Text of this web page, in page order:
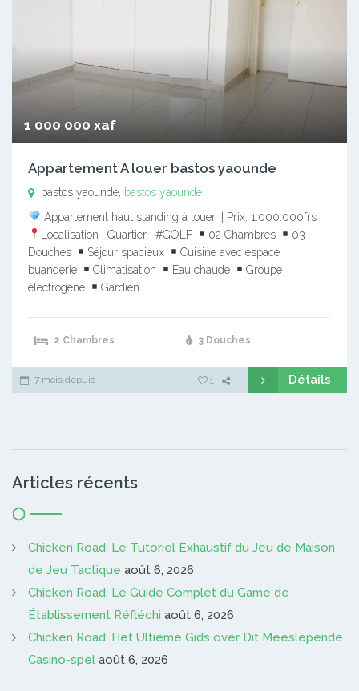
1 000 000 xaf
Appartement A louer bastos yaounde
bastos yaounde, bastos yaounde
Appartement haut standing à louer || Prix: 1.000.000frs
Localisation | Quartier : #GOLF
02 Chambres
03
Douches
Séjour spacieux
Cuisine avec espace
buanderie
Climatisation Eau chaude
Groupe
électrogène
Gardien…
2 Chambres 3 Douches
7 mois depuis 1 Détails
Articles récents
Chicken Road: Le Tutoriel Exhaustif du Jeu de Maison
de Jeu Tactique août 6, 2026
Chicken Road: Le Guide Complet du Game de
Établissement Réfléchi août 6, 2026
Chicken Road: Het Ultieme Gids over Dit Meeslepende
Casino-spel août 6, 2026